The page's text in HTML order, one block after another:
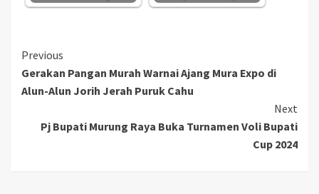
Continue
Reading
Previous
Gerakan Pangan Murah Warnai Ajang Mura Expo di
Alun-Alun Jorih Jerah Puruk Cahu
Next
Pj Bupati Murung Raya Buka Turnamen Voli Bupati
Cup 2024